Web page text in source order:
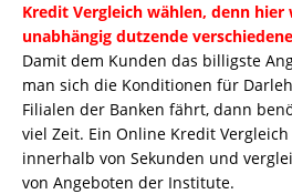
Kredit Vergleich wählen, denn
unabhängig dutzende
Damit dem Kunden das billigste
man sich die Konditionen für
Filialen der Banken fährt, dann
viel Zeit. Ein Online Kredit Vergleich
innerhalb von Sekunden und
von Angeboten der Institute.